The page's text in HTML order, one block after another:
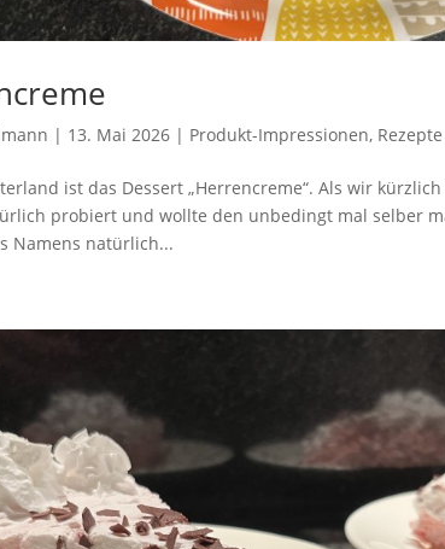
| 13. Mai 2026 | Produkt-Impressionen, Rezepte
ist das Dessert „Herrencreme“. Als wir
probiert und wollte den unbedingt mal selber
Namens natürlich...